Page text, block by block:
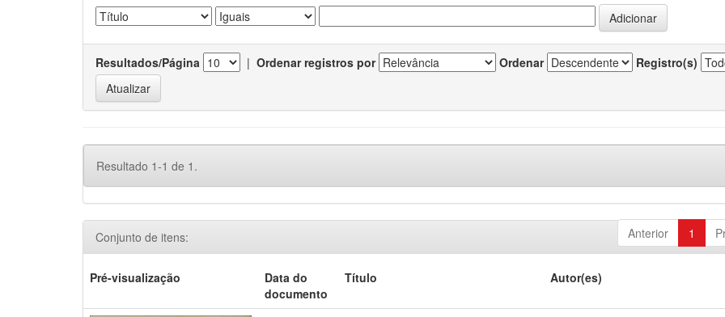
Resultados/Página | Ordenar registros por Ordenar Registro(s)
Resultado 1-1 de 1.
Anterior 1
Conjunto de itens:
Pré-visualização
Data do
documento
Título Autor(es)